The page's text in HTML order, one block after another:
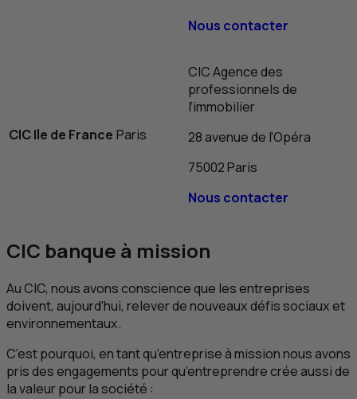
Nous contacter
CICIle de France Paris
CICAgence des
professionnels de
l’immobilier
28 avenue de l’Opéra
75002 Paris
Nous contacter
CIC banque à mission
AuCIC, nous avons conscience que les entreprises
doivent, aujourd’hui, relever de nouveaux défis sociaux et
environnementaux.
C’est pourquoi, en tant qu’entreprise à mission nous avons
pris des engagements pour qu’entreprendre crée aussi de
la valeur pour la société :